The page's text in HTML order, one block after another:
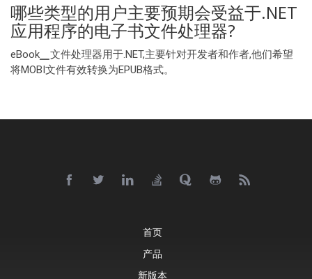
哪些类型的用户主要预期会受益于.NET
应用程序的电子书文件处理器?
eBook▁文件处理器用于.NET,主要针对开发者和作者,他们希望
将MOBI文件有效转换为EPUB格式。
首页
产品
新版本